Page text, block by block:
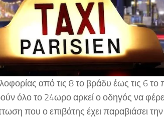
από τις 8 το βράδυ έως τις 6 το
όλο το 24ωρο αρκεί ο οδηγός να
που ο επιβάτης έχει παραβιάσει την